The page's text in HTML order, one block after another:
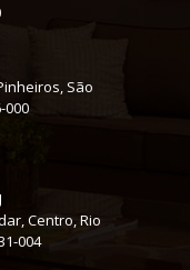
São
000
Centro, Rio
004